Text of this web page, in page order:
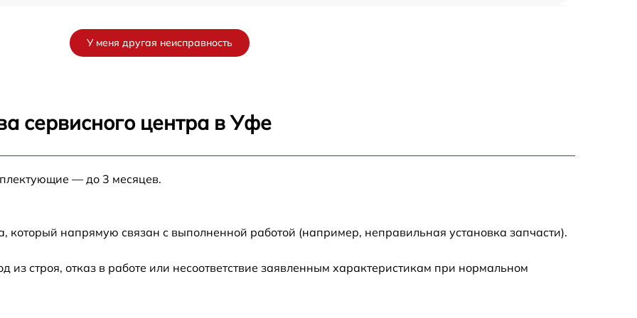
от 120 мин
от 190 мин 8800 р
У меня другая неисправность
сервисного центра в Уфе
— до 3 месяцев.
который напрямую связан с выполненной работой (например, неправильная установка запчасти).
строя, отказ в работе или несоответствие заявленным характеристикам при нормальном